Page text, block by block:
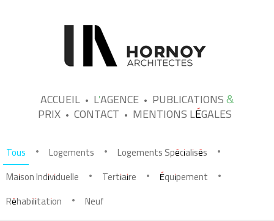
ACCUEIL L'AGENCE PUBLICATIONS &
PRIX CONTACT MENTIONS LÉGALES
Tous • Logements • Logements Spécialisés •
Maison Individuelle • Tertiaire • Équipement •
Réhabilitation • Neuf